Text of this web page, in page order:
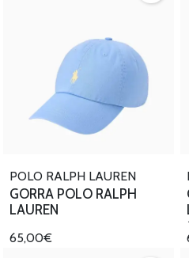
POLO RALPH LAUREN
GORRA POLO RALPH
LAUREN
65,00€